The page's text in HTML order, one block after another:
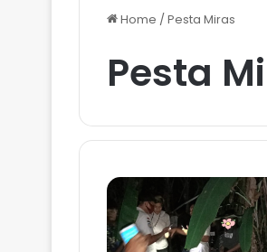
Home /Pesta Miras
Pesta